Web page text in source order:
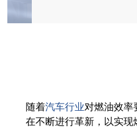
加工指南
随着汽车行业对燃油效率
在不断进行革新，以实